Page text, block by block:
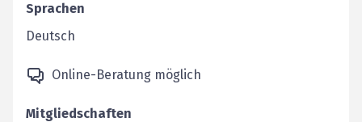
Sprachen
Deutsch
Online-Beratung möglich
Mitgliedschaften